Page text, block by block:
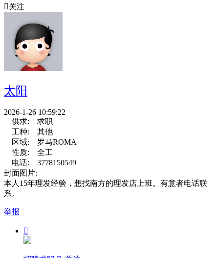
关注
太阳
2026-1-26 10:59:22
供求:
求职
工种:
其他
区域:
罗马ROMA
性质:
全工
电话:
3778150549
封面图片:
本人15年理发经验，想找南方的理发店上班。有意者电话联
系。
举报
